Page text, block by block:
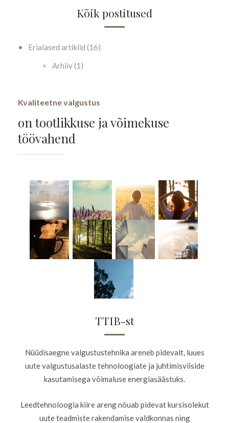
Kõik postitused
Erialased artiklid (16)
Arhiiv (1)
Kvaliteetne valgustus
on tootlikkuse ja võimekuse
töövahend
TTIB-st
Nüüdisaegne valgustustehnika areneb pidevalt, luues
uute valgustusalaste tehnoloogiate ja juhtimisviiside
kasutamisega võimaluse energiasäästuks.
Leedtehnoloogia kiire areng nõuab pidevat kursisolekut
uute teadmiste rakendamise valdkonnas ning